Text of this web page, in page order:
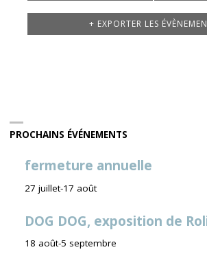
+ EXPORTER LES
PROCHAINS ÉVÉNEMENTS
fermeture annuelle
27 juillet-17 août
DOG DOG, exposition de
18 août-5 septembre